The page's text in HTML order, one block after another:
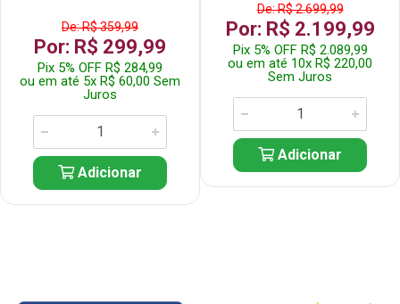
De: R$ 359,99
Por: R$ 299,99
Pix 5% OFF R$ 284,99
ou em até 5x R$ 60,00 Sem
Juros
Adicionar
De: R$ 2.699,99
Por: R$ 2.199,99
Pix 5% OFF R$ 2.089,99
ou em até 10x R$ 220,00
Sem Juros
Adicionar